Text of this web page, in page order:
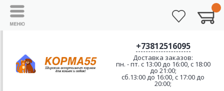
+73812516095
Доставка заказов:
пн. - пт. с 13:00 до 16:00, с 18:00
до 21:00;
сб.13:00 до 16:00, с 17:00 до
20:00;